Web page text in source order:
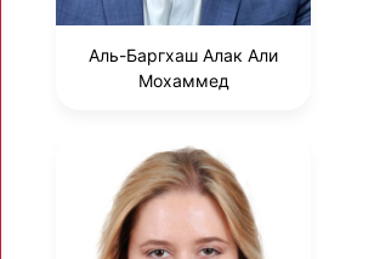
Аль-Баргхаш Алак Али
Мохаммед